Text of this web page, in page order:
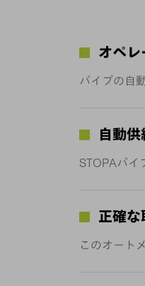
オペ
パイプの自
自動供
STOPAパイ
正確な
このオート